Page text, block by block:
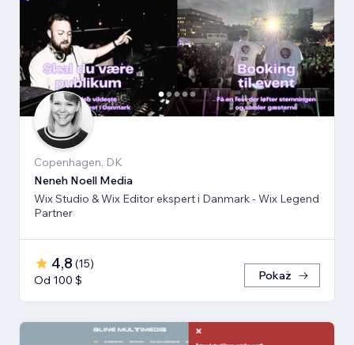
Copenhagen, DK
Neneh Noell Media
Wix Studio & Wix Editor ekspert i Danmark - Wix Legend
Partner
4,8 (15)
Od 100 $
Pokaż